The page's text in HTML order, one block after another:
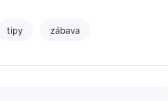
tipy zábava